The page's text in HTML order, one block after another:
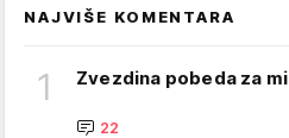
NAJVIŠE KOMENTARA
1 Zvezdina pobeda za
22